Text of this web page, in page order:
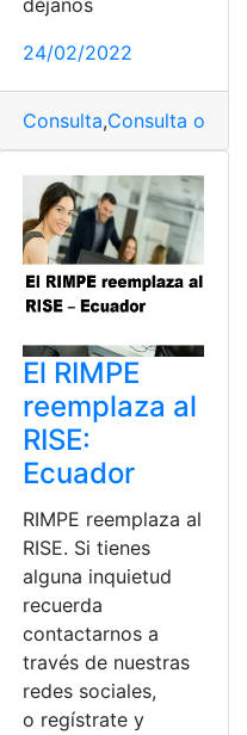
déjanos
24/02/2022
Consulta,Consulta online
diferencia, RISE,RUC
El RIMPE
reemplaza al
RISE:
Ecuador
RIMPE reemplaza al
RISE. Si tienes
alguna inquietud
recuerda
contactarnos a
través de nuestras
redes sociales,
o regístrate y